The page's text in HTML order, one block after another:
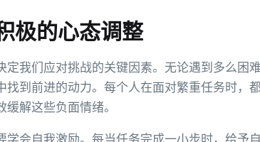
极的心态调整
定我们应对挑战的关键因素。无论遇到多么困
找到前进的动力。每个人在面对繁重任务时，
缓解这些负面情绪。
学会自我激励。每当任务完成一小步时，给予